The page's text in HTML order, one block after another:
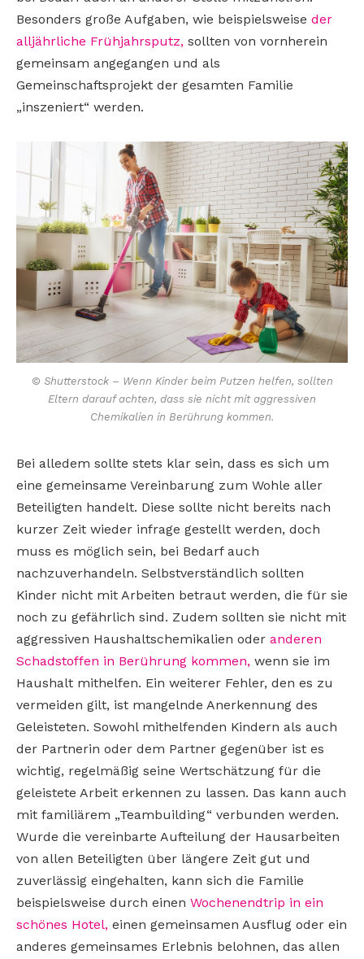
Besonders große Aufgaben, wie beispielsweise der
alljährliche Frühjahrsputz, sollten von vornherein
gemeinsam angegangen und als
Gemeinschaftsprojekt der gesamten Familie
„inszeniert“ werden.
© Shutterstock – Wenn Kinder beim Putzen helfen, sollten
Eltern darauf achten, dass sie nicht mit aggressiven
Chemikalien in Berührung kommen.
Bei alledem sollte stets klar sein, dass es sich um
eine gemeinsame Vereinbarung zum Wohle aller
Beteiligten handelt. Diese sollte nicht bereits nach
kurzer Zeit wieder infrage gestellt werden, doch
muss es möglich sein, bei Bedarf auch
nachzuverhandeln. Selbstverständlich sollten
Kinder nicht mit Arbeiten betraut werden, die für sie
noch zu gefährlich sind. Zudem sollten sie nicht mit
aggressiven Haushaltschemikalien oder anderen
Schadstoffen in Berührung kommen, wenn sie im
Haushalt mithelfen. Ein weiterer Fehler, den es zu
vermeiden gilt, ist mangelnde Anerkennung des
Geleisteten. Sowohl mithelfenden Kindern als auch
der Partnerin oder dem Partner gegenüber ist es
wichtig, regelmäßig seine Wertschätzung für die
geleistete Arbeit erkennen zu lassen. Das kann auch
mit familiärem „Teambuilding“ verbunden werden.
Wurde die vereinbarte Aufteilung der Hausarbeiten
von allen Beteiligten über längere Zeit gut und
zuverlässig eingehalten, kann sich die Familie
beispielsweise durch einen Wochenendtrip in ein
schönes Hotel, einen gemeinsamen Ausflug oder ein
anderes gemeinsames Erlebnis belohnen, das allen